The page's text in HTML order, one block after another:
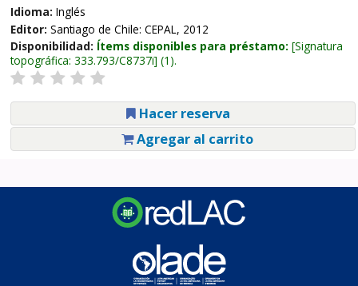
Idioma: Inglés
Editor: Santiago de Chile: CEPAL, 2012
Disponibilidad: Ítems disponibles para préstamo: Signatura
topográfica: 333.793/C8737i (1).
Hacer reserva
Agregar al carrito